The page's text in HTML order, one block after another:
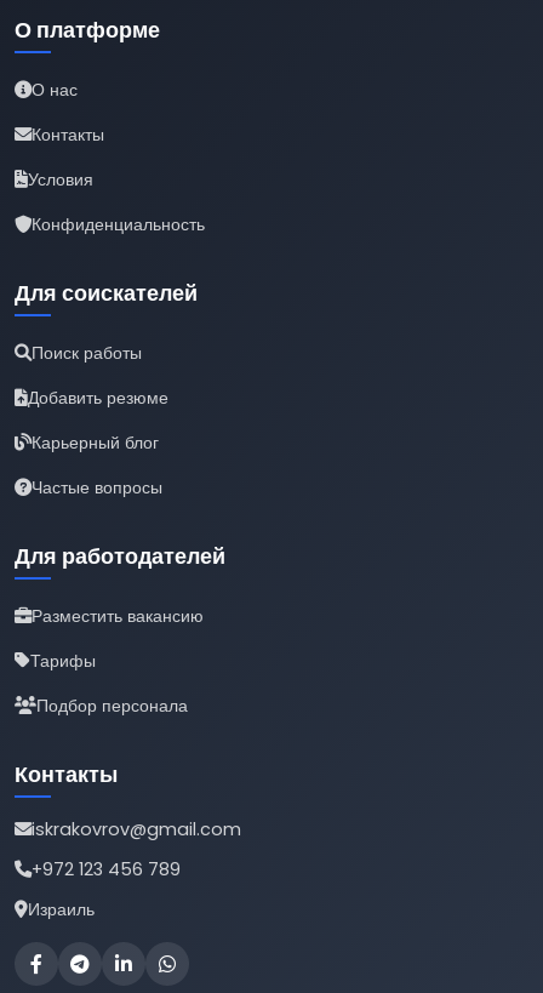
О платформе
О нас
Контакты
Условия
Конфиденциальность
Для соискателей
Поиск работы
Добавить резюме
Карьерный блог
Частые вопросы
Для работодателей
Разместить вакансию
Тарифы
Подбор персонала
Контакты
iskrakovrov@gmail.com
+972 123 456 789
Израиль